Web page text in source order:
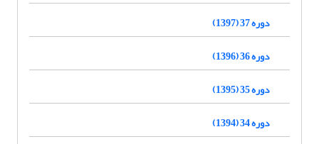
دوره 37 (1397)
دوره 36 (1396)
دوره 35 (1395)
دوره 34 (1394)